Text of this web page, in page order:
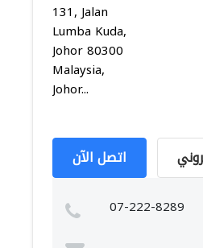
131, Jalan
Lumba Kuda,
Johor 80300
Malaysia,
Johor...
اتصل الآن
07-222-8289